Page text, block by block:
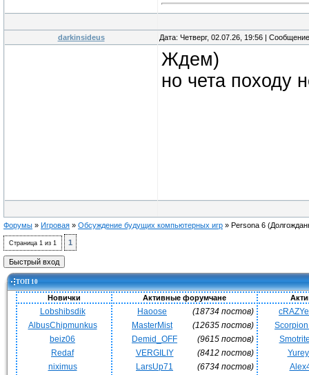
darkinsideus Дата: Четверг, 02.07.26, 19:56 |
Ждем)
но чета походу
Форумы » Игровая » Обсуждение будущих компьютерных игр » Persona 6
Страница 1 из 1 1
ТОП 10
Новички Активные форумчане
Lobshibsdik
AlbusChipmunkus
beiz06
Redaf
niximus
Haoose
(18734 постов)
MasterMist
(12635 постов)
Demid_OFF
(9615 постов)
VERGILIY
(8412 постов)
LarsUp71
(6734 постов)